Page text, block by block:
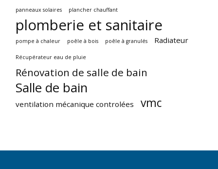
panneaux solaires plancher chauffant
plomberie et sanitaire
pompe à chaleur poêle à bois poêle à granulés Radiateur
Récupérateur eau de pluie
Rénovation de salle de bain
Salle de bain
ventilation mécanique controlées vmc